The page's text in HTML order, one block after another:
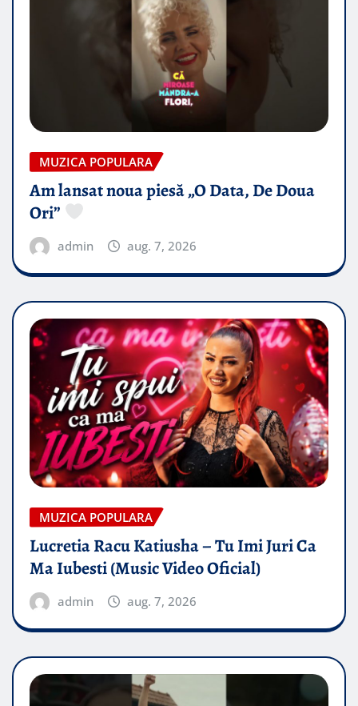
MUZICA POPULARA
Am lansat noua piesă „O Data, De Doua
Ori”
admin aug. 7, 2026
MUZICA POPULARA
Lucretia Racu Katiusha – Tu Imi Juri Ca
Ma Iubesti (Music Video Oficial)
admin aug. 7, 2026